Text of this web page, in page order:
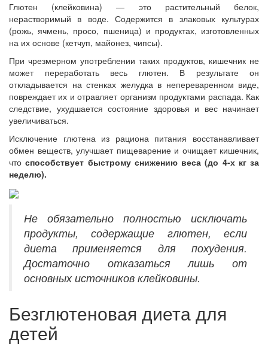
Глютен (клейковина) — это растительный белок,
нерастворимый в воде. Содержится в злаковых культурах
(рожь, ячмень, просо, пшеница) и продуктах, изготовленных
на их основе (кетчуп, майонез, чипсы).
При чрезмерном употреблении таких продуктов, кишечник не
может переработать весь глютен. В результате он
откладывается на стенках желудка в непереваренном виде,
повреждает их и отравляет организм продуктами распада. Как
следствие, ухудшается состояние здоровья и вес начинает
увеличиваться.
Исключение глютена из рациона питания восстанавливает
обмен веществ, улучшает пищеварение и очищает кишечник,
чтоспособствует быстрому снижению веса (до 4-х кг за
неделю).
Не обязательно полностью исключать
продукты, содержащие глютен, если
диета применяется для похудения.
Достаточно отказаться лишь от
основных источников клейковины.
Безглютеновая диета для
детей